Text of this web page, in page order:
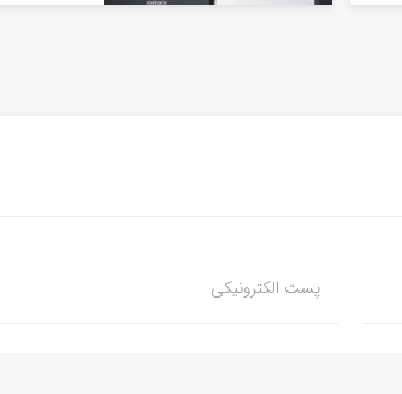
پست الکترونیکی